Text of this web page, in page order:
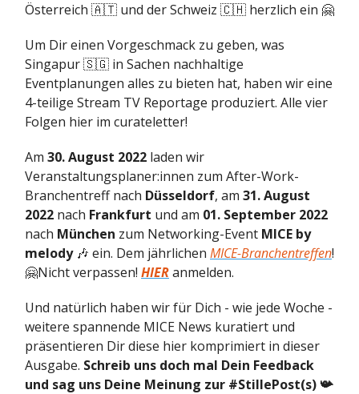
Österreich 🇦🇹 und der Schweiz 🇨🇭 herzlich ein 🤗
Um Dir einen Vorgeschmack zu geben, was
Singapur 🇸🇬 in Sachen nachhaltige
Eventplanungen alles zu bieten hat, haben wir eine
4-teilige Stream TV Reportage produziert. Alle vier
Folgen hier im curateletter!
Am 30. August 2022 laden wir
Veranstaltungsplaner:innen zum After-Work-
Branchentreff nach Düsseldorf, am 31. August
2022 nach Frankfurt und am 01. September 2022
nach München zum Networking-Event MICE by
melody🎶 ein. Dem jährlichen MICE-Branchentreffen!
🤗Nicht verpassen! HIERanmelden.
Und natürlich haben wir für Dich - wie jede Woche -
weitere spannende MICE News kuratiert und
präsentieren Dir diese hier komprimiert in dieser
Ausgabe. Schreib uns doch mal Dein Feedback
und sag uns Deine Meinung zur #StillePost(s) 📯